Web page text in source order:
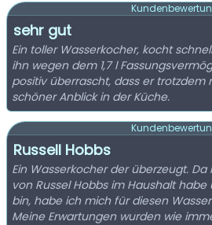
sehr gut
Ein toller Wasserkocher, kocht
ihn wegen dem 1,7 l
positiv überrascht, dass er trotzdem
schöner Anblick in der Küche.
Russell Hobbs
Ein Wasserkocher der überzeugt.
von Russel Hobbs im Haushalt
bin, habe ich mich für diesen
Meine Erwartungen wurden wie